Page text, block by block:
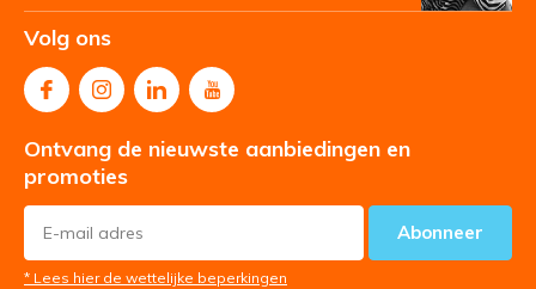
Volg ons
Ontvang de nieuwste aanbiedingen en
promoties
Abonneer
* Lees hier de wettelijke beperkingen